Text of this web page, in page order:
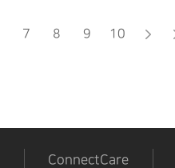
7 8 9 10
ConnectCare